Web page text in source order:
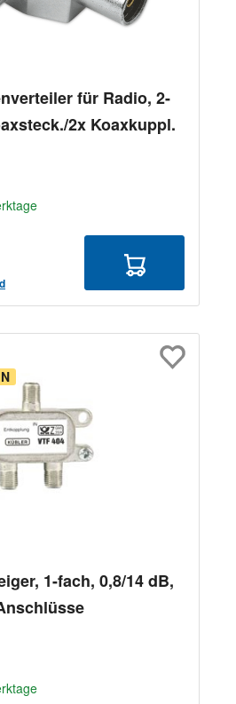
für Radio, 2-
2x Koaxkuppl.
1-fach, 0,8/14 dB,